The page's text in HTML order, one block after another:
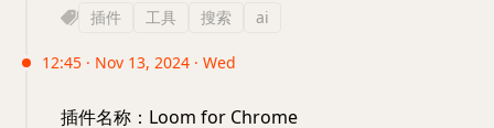
插件 工具 搜索 ai
12:45 · Nov 13, 2024 · Wed
插件名称：Loom for Chrome